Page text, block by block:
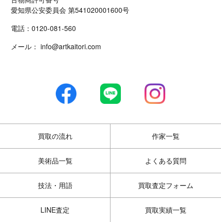
愛知県公安委員会 第541020001600号
電話：0120-081-560
メール： info@artkaitori.com
買取の流れ 作家一覧
美術品一覧 よくある質問
技法・用語 買取査定フォーム
LINE査定 買取実績一覧